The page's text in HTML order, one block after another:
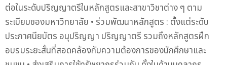
ต่อในระดับปริญญาตรีในหลักสูตรและสาขาวิชาต่าง ๆ ตาม
ระเบียบของมหาวิทยาลัย • ร่วมพัฒนาหลักสูตร : ตั้งแต่ระดับ
ประกาศนียบัตร อนุปริญญา ปริญญาตรี รวมถึงหลักสูตรฝึก
อบรมระยะสั้นที่สอดคล้องกับความต้องการของนักศึกษาและ